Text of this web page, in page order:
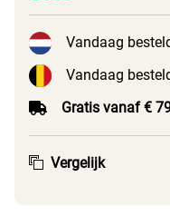
Vandaag
Vandaag
Gratis vanaf €
Vergelijk